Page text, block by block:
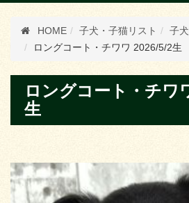
HOME 子犬・子猫リスト
子
ロングコート・チワワ 2026/5/2生
ロングコート・チワ
生